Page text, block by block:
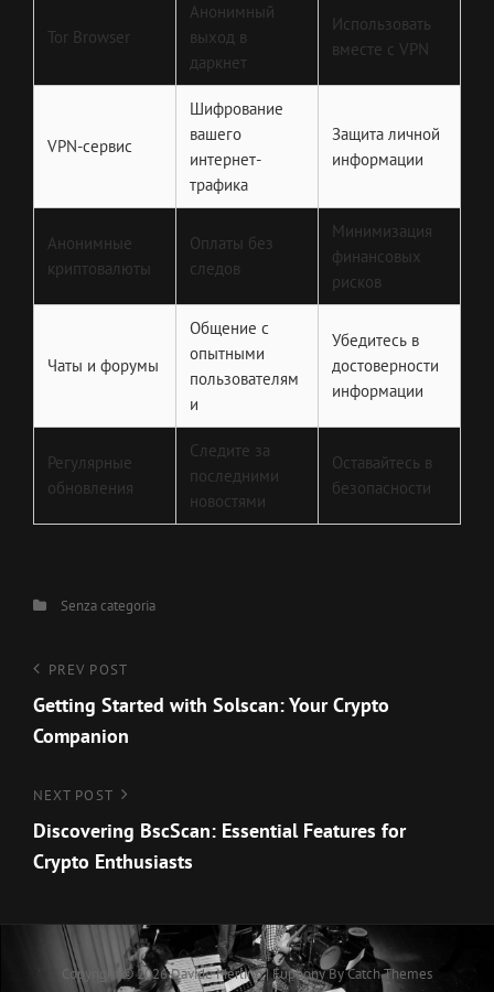
Tor Browser
Анонимный
выход в
даркнет
Использовать
вместе с VPN
VPN-сервис
Шифрование
вашего
интернет-
трафика
Защита личной
информации
Анонимные
криптовалюты
Оплаты без
следов
Минимизация
финансовых
рисков
Чаты и форумы
Общение с
опытными
пользователям
и
Убедитесь в
достоверности
информации
Регулярные
обновления
Следите за
последними
новостями
Оставайтесь в
безопасности
CategoriesSenza categoria
Navigazione
articoli
Previous
Post
PREV POST
Getting Started with Solscan: Your Crypto
Companion
Next
Post
NEXT POST
Discovering BscScan: Essential Features for
Crypto Enthusiasts
Copyright © 2026Davide Merlino|Euphony ByCatch Themes